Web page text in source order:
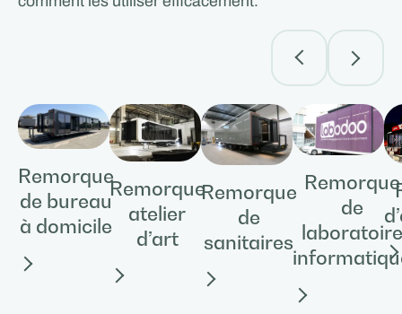
Remorque
de bureau
à domicile
Remorque
atelier
d’art
Remorque
de
sanitaires
Remorque
de
laboratoire